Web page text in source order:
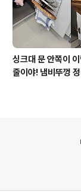
싱크대 문 안쪽이
줄이야! 냄비뚜껑